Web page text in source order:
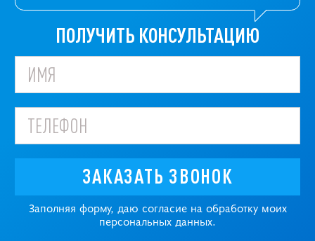
ПОЛУЧИТЬ КОНСУЛЬТАЦИЮ
ЗАКАЗАТЬ ЗВОНОК
Заполняя форму, даю согласие на обработку моих
персональных данных.